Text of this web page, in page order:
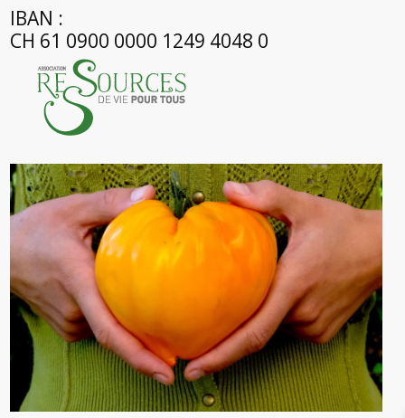
IBAN :
CH 61 0900 0000 1249 4048 0